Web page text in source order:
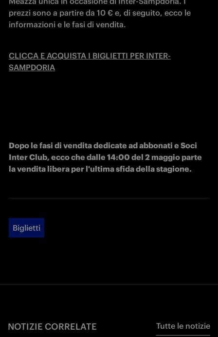
prezzi sono a partire da 10 € e, di seguito, ecco le
informazioni e le fasi di vendita.
CLICCA E ACQUISTA I BIGLIETTI PER INTER-
SAMPDORIA
Dopo le fasi di vendita dedicate ad abbonati e Soci
Inter Club, ecco che dalle 14:00 del 2 maggio parte
la vendita libera per l'ultima sfida della stagione.
Biglietti
NOTIZIE CORRELATE Tutte le notizie